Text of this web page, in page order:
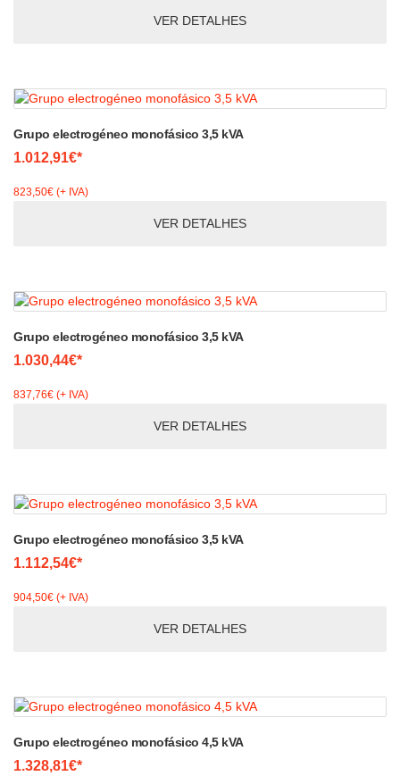
VER DETALHES
Grupo electrogéneo monofásico 3,5 kVA
1.012,91€*
823,50€ (+ IVA)
VER DETALHES
Grupo electrogéneo monofásico 3,5 kVA
1.030,44€*
837,76€ (+ IVA)
VER DETALHES
Grupo electrogéneo monofásico 3,5 kVA
1.112,54€*
904,50€ (+ IVA)
VER DETALHES
Grupo electrogéneo monofásico 4,5 kVA
1.328,81€*